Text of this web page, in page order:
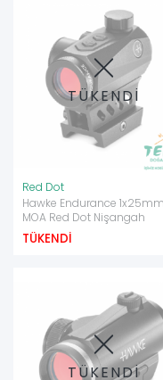
TÜKENDİ
Red Dot
Hawke Endurance
MOA Red Dot Nişangah
TÜKENDİ
TÜKENDİ